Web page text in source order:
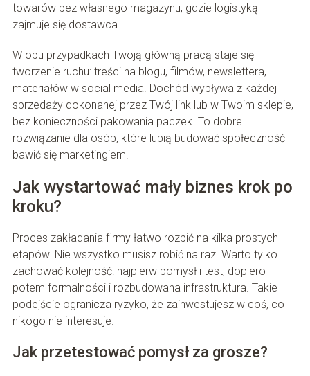
towarów bez własnego magazynu, gdzie logistyką
zajmuje się dostawca.
W obu przypadkach Twoją główną pracą staje się
tworzenie ruchu: treści na blogu, filmów, newslettera,
materiałów w social media. Dochód wypływa z każdej
sprzedaży dokonanej przez Twój link lub w Twoim sklepie,
bez konieczności pakowania paczek. To dobre
rozwiązanie dla osób, które lubią budować społeczność i
bawić się marketingiem.
Jak wystartować mały biznes krok po
kroku?
Proces zakładania firmy łatwo rozbić na kilka prostych
etapów. Nie wszystko musisz robić na raz. Warto tylko
zachować kolejność: najpierw pomysł i test, dopiero
potem formalności i rozbudowana infrastruktura. Takie
podejście ogranicza ryzyko, że zainwestujesz w coś, co
nikogo nie interesuje.
Jak przetestować pomysł za grosze?